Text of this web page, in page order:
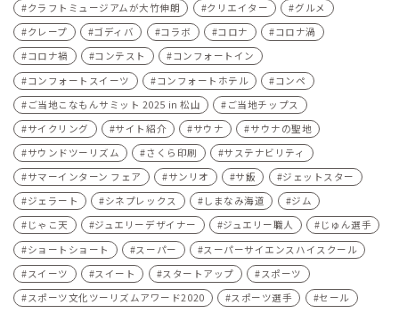
クラフトミュージアムが大竹伸朗
クリエイター
グルメ
クレープ
ゴディバ コラボ コロナ
コロナ渦
コロナ禍
コンテスト
コンフォートイン
コンフォートスイーツ
コンフォートホテル
コンペ
ご当地こなもんサミット 2025 in 松山
ご当地チップス
サイクリング
サイト紹介 サウナ
サウナの聖地
サウンドツーリズム
さくら印刷
サステナビリティ
サマーインターン フェア
サンリオ サ飯
ジェットスター
ジェラート
シネプレックス しまなみ海道
ジム
じゃこ天
ジュエリーデザイナー ジュエリー職人
じゅん選手
ショートショート
スーパー
スーパーサイエンスハイスクール
スイーツ
スイート スタートアップ
スポーツ
スポーツ文化ツーリズムアワード2020
スポーツ選手 セール